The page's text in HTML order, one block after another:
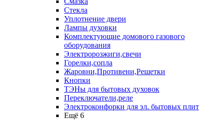
Стекла
Уплотнение двери
Лампы духовки
Комплектующие домового газового
оборудования
Электророзжиги,свечи
Горелки,сопла
Жаровни,Противени,Решетки
Кнопки
ТЭНы для бытовых духовок
Переключатели,реле
Электроконфорки для эл. бытовых плит
Ещё 6